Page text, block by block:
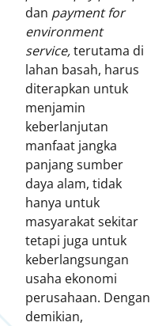
dan payment for
environment
service,terutama di
lahan basah, harus
diterapkan untuk
menjamin
keberlanjutan
manfaat jangka
panjang sumber
daya alam, tidak
hanya untuk
masyarakat sekitar
tetapi juga untuk
keberlangsungan
usaha ekonomi
perusahaan. Dengan
demikian,